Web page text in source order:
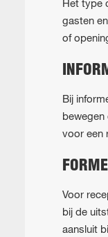
Het type
gasten
of
Bij
bewegen
voor een
Voor
bij de
aansluit